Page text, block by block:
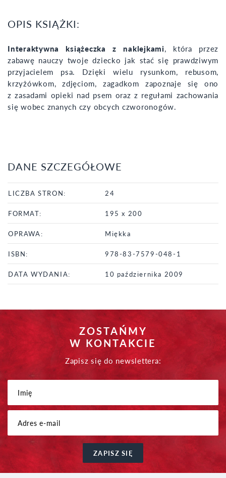
OPIS KSIĄŻKI:
Interaktywna książeczka z naklejkami, która przez
zabawę nauczy twoje dziecko jak stać się prawdziwym
przyjacielem psa. Dzięki wielu rysunkom, rebusom,
krzyżówkom, zdjęciom, zagadkom zapoznaje się ono
z zasadami opieki nad psem oraz z regułami zachowania
się wobec znanych czy obcych czworonogów.
DANE SZCZEGÓŁOWE
LICZBA STRON: 24
FORMAT: 195 x 200
OPRAWA: Miękka
ISBN: 978-83-7579-048-1
DATA WYDANIA: 10 października 2009
ZOSTAŃMY
W KONTAKCIE
Zapisz się do newslettera:
ZAPISZ SIĘ